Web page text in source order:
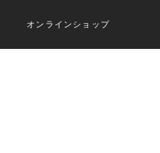
オンラインショップ